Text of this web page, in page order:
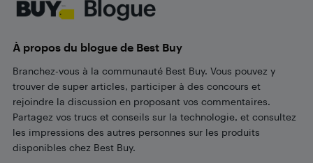
À propos du blogue de Best Buy
Branchez-vous à la communauté Best Buy. Vous pouvez y
trouver de super articles, participer à des concours et
rejoindre la discussion en proposant vos commentaires.
Partagez vos trucs et conseils sur la technologie, et consultez
les impressions des autres personnes sur les produits
disponibles chez Best Buy.